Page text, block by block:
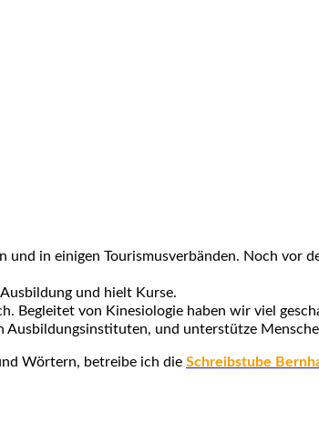
in einigen Tourismusverbänden. Noch vor
und hielt Kurse.
Begleitet von Kinesiologie haben wir viel
und unterstütze
Wörtern, betreibe ich die Schreibstube